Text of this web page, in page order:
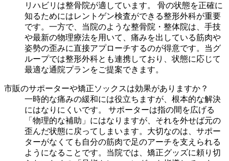
リハビリは整骨院が適しています。 骨の状態を正確に
知るためにはレントゲン検査ができる整形外科が重要
です。一方で、当院のような整骨院・整体院は、手技
や最新の物理療法を用いて、痛みを出している筋肉や
姿勢の歪みに直接アプローチするのが得意です。当グ
ループでは整形外科とも連携しており、状態に応じて
最適な通院プランをご提案できます。
市販のサポーターや矯正ソックスは効果がありますか？
一時的な痛みの緩和には役立ちますが、根本的な解決
にはなりにくいです。 サポーターは指の間を広げる
「物理的な補助」にはなりますが、それを外せば元の
歪んだ状態に戻ってしまいます。大切なのは、サポー
ターがなくても自分の筋肉で足のアーチを支えられる
ようになることです。当院では、矯正グッズに頼り切